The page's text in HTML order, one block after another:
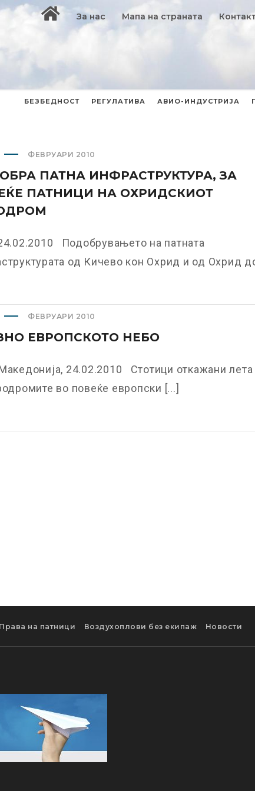
За нас Мапа на страната
БЕЗБЕДНОСТ РЕГУЛАТИВА АВИО-ИНДУСТРИЈА
ФЕВРУАРИ 2010
ПАТНА ИНФРАСТРУКТУРА, ЗА
ПАТНИЦИ НА ОХРИДСКИОТ
Подобрувањето на патната
од Кичево кон Охрид и од Охрид
ФЕВРУАРИ 2010
ЕВРОПСКОТО НЕБО
24.02.2010 Стотици откажани лета
во повеќе европски [...]
Права на патници Воздухоплови без екипаж Новости